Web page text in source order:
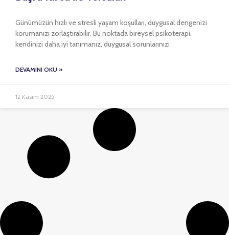
Günümüzün hızlı ve stresli yaşam koşulları, duygusal dengenizi
korumanızı zorlaştırabilir. Bu noktada bireysel psikoterapi,
kendinizi daha iyi tanımanız, duygusal sorunlarınızı
DEVAMINI OKU »
12 Kasım 2025